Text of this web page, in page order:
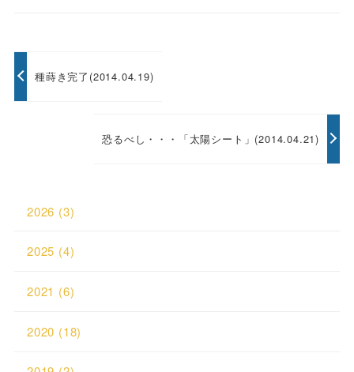
種蒔き完了(2014.04.19)
恐るべし・・・「太陽シート」(2014.04.21)
2026 (3)
2025 (4)
2021 (6)
2020 (18)